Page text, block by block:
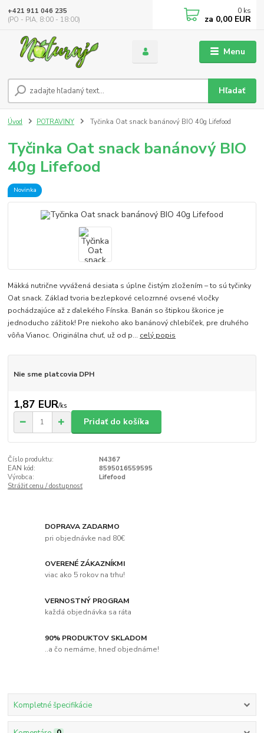
Menu
Hľadať
+421 911 046 235
(PO - PIA, 8:00 - 18:00)
0 ks
za 0,00 EUR
Úvod POTRAVINY Tyčinka Oat snack banánový BIO 40g Lifefood
Tyčinka Oat snack banánový BIO
40g Lifefood
Novinka
Mäkká nutrične vyvážená desiata s úplne čistým zložením – to sú tyčinky
Oat snack. Základ tvoria bezlepkové celozrnné ovsené vločky
pochádzajúce až z ďalekého Fínska. Banán so štipkou škorice je
jednoducho zážitok! Pre niekoho ako banánový chlebíček, pre druhého
vôňa Vianoc. Originálna chuť, už od p... celý popis
Nie sme platcovia DPH
1,87 EUR/ks
Pridať do košíka
Číslo produktu:
N4367
EAN kód:
8595016559595
Výrobca:
Lifefood
Strážiť cenu / dostupnosť
DOPRAVA ZADARMO
pri objednávke nad 80€
OVERENÉ ZÁKAZNÍKMI
viac ako 5 rokov na trhu!
VERNOSTNÝ PROGRAM
každá objednávka sa ráta
90% PRODUKTOV SKLADOM
..a čo nemáme, hneď objednáme!
Kompletné špecifikácie